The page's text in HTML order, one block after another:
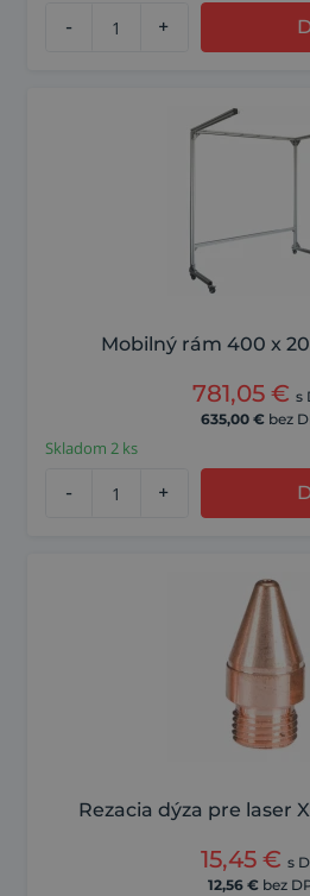
- +
Mobilný rám 400 x
781,05 € s
635,00 € bez
Skladom 2 ks
- +
Rezacia dýza pre laser
15,45 € s
12,56 € bez